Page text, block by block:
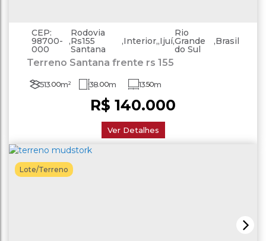
Terreno Santana frente rs 155
R$ 140.000
CEP:
98700-
000
,
Rodovia
Rs155
Santana
,Interior ,Ijuí,
Rio
Grande
do Sul
,Brasil
513.00m² 38.00m 13.50m
Ver Detalhes
Lote/Terreno